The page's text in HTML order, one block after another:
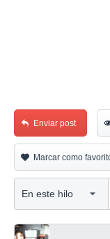
Enviar post
Marcar como